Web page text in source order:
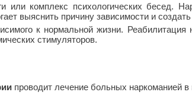
или комплекс психологических бесед.
выяснить причину зависимости и
к нормальной жизни. Реабилитация
стимуляторов.
проводит лечение больных наркоманией